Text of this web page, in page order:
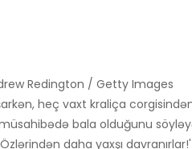
Redington / Getty Images
heç vaxt kraliça
bala olduğunu
daha yaxşı davranırlar!'